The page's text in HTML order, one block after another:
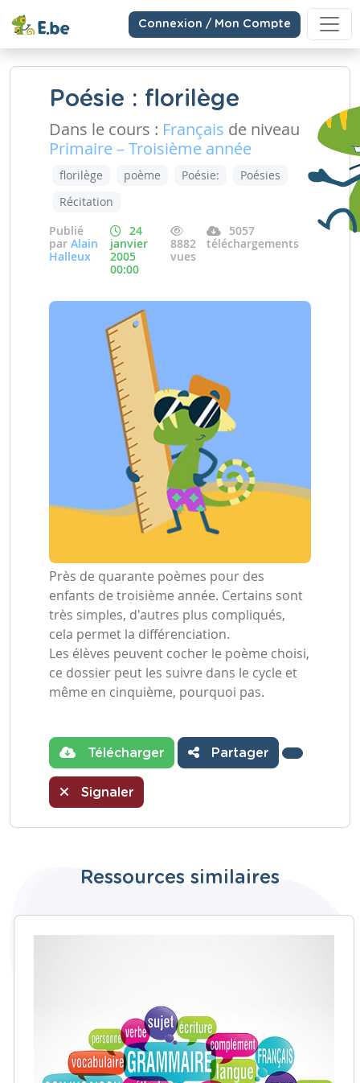
Connexion / Mon Compte
Poésie : florilège
Dans le cours : Français de niveau
Primaire – Troisième année
florilège poème Poésie:
Poésies
Récitation
Publié
par Alain
Halleux
24
janvier
2005
00:00
8882
vues
5057
téléchargements
Près de quarante poèmes pour des
enfants de troisième année. Certains sont
très simples, d'autres plus compliqués,
cela permet la différenciation.
Les élèves peuvent cocher le poème choisi,
ce dossier peut les suivre dans le cycle et
même en cinquième, pourquoi pas.
Télécharger Partager
Signaler
Ressources similaires